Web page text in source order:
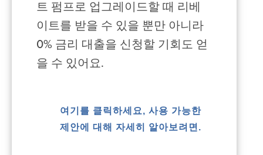
트 펌프로 업그레이드할 때 리베
이트를 받을 수 있을 뿐만 아니라
0% 금리 대출을 신청할 기회도 얻
을 수 있어요.
여기를 클릭하세요, 사용 가능한
제안에 대해 자세히 알아보려면.